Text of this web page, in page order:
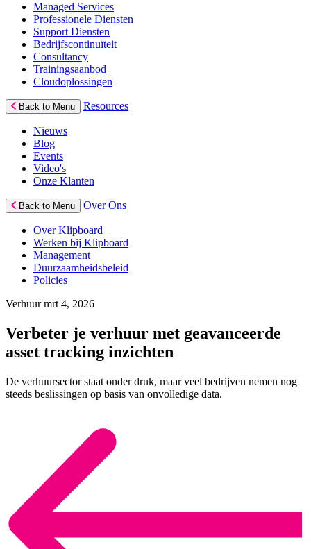
Managed Services
Professionele Diensten
Support Diensten
Bedrijfscontinuïteit
Consultancy
Trainingsaanbod
Cloudoplossingen
Back to Menu Resources
Nieuws
Blog
Events
Video's
Onze Klanten
Back to Menu Over Ons
Over Klipboard
Werken bij Klipboard
Management
Duurzaamheidsbeleid
Policies
Verhuurmrt 4, 2026
Verbeter je verhuur met geavanceerde
asset tracking inzichten
De verhuursector staat onder druk, maar veel bedrijven nemen nog
steeds beslissingen op basis van onvolledige data.